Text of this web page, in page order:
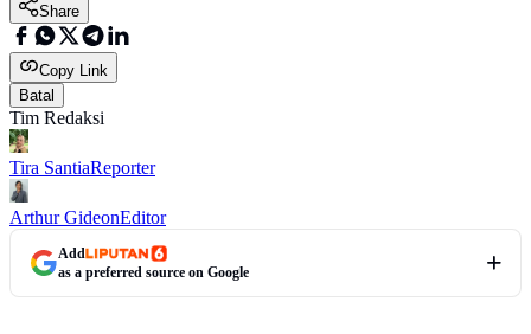
Share
Copy Link
Batal
Tim Redaksi
Tira SantiaReporter
Arthur GideonEditor
Add
as a preferred source on Google